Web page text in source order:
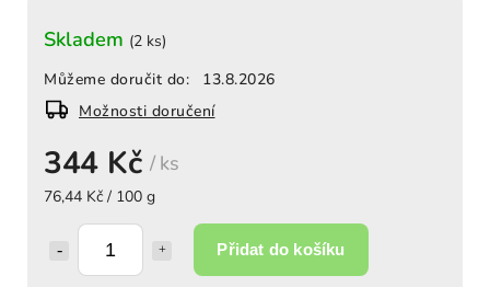
344 Kč / ks
76,44 Kč / 100 g
Přidat do košíku
Skladem (2 ks)
Můžeme doručit do:
13.8.2026
Možnosti doručení